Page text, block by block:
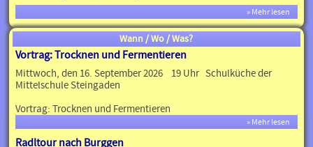
» Mehr lesen
Wann / Wo / Was?
Vortrag: Trocknen und Fermentieren
Mittwoch, den 16. September 2026 19 Uhr Schulküche der
Mittelschule Steingaden
Vortrag: Trocknen und Fermentieren
» Mehr lesen
Radltour nach Burggen